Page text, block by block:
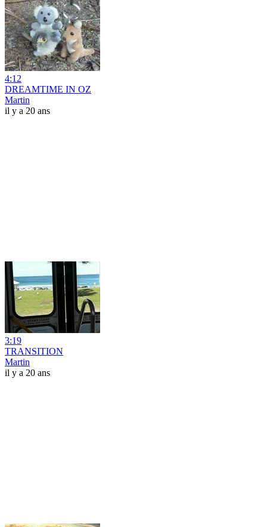
4:12
DREAMTIME IN OZ
Martin
il y a 20 ans
3:19
TRANSITION
Martin
il y a 20 ans